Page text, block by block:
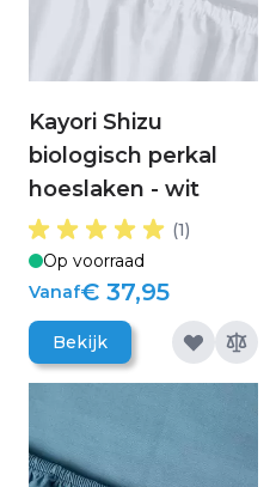
Kayori Shizu
biologisch perkal
hoeslaken - wit
(1)
Op voorraad
Vanaf€ 37,95
Bekijk